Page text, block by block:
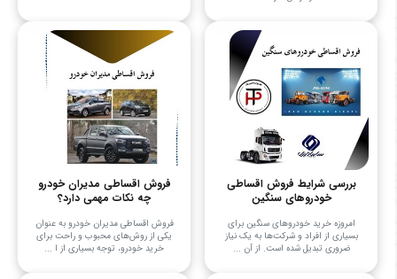
بررسی شرایط فروش اقساطی
خودروهای سنگین
امروزه خرید خودروهای سنگین برای
بسیاری از افراد و شرکت‌ها به یک نیاز
ضروری تبدیل شده است. از آن ...
فروش اقساطی مدیران خودرو
چه نکات مهمی دارد؟
فروش اقساطی مدیران خودرو به عنوان
یکی از روش‌های محبوب و راحت برای
خرید خودرو، توجه بسیاری از ا ...